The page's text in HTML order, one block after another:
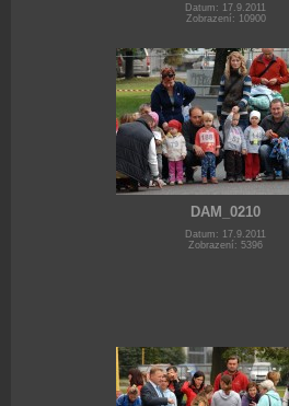
Datum: 17.9.2011
Zobrazení: 10900
DAM_0210
Datum: 17.9.2011
Zobrazení: 5396